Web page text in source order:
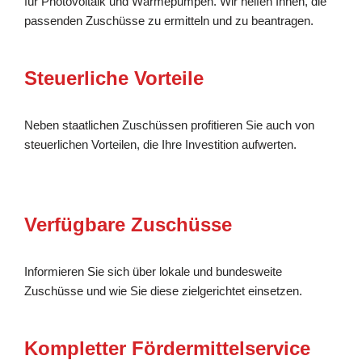
passenden Zuschüsse zu ermitteln und zu beantragen.
Steuerliche Vorteile
Neben staatlichen Zuschüssen profitieren Sie auch von
steuerlichen Vorteilen, die Ihre Investition aufwerten.
Verfügbare Zuschüsse
Informieren Sie sich über lokale und bundesweite
Zuschüsse und wie Sie diese zielgerichtet einsetzen.
Kompletter Fördermittelservice